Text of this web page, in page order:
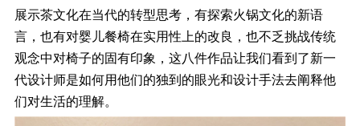
展示茶文化在当代的转型思考，有探索火锅文化的新语
言，也有对婴儿餐椅在实用性上的改良，也不乏挑战传统
观念中对椅子的固有印象，这八件作品让我们看到了新一
代设计师是如何用他们的独到的眼光和设计手法去阐释他
们对生活的理解。